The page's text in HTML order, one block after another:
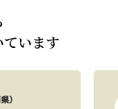
います
）